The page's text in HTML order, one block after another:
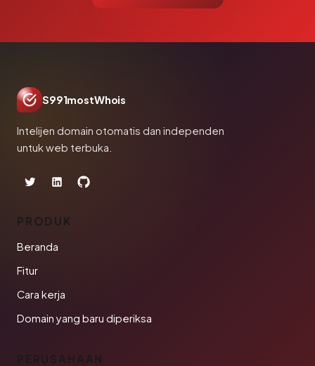
S991mostWhois
Intelijen domain otomatis dan independen
untuk web terbuka.
PRODUK
Beranda
Fitur
Cara kerja
Domain yang baru diperiksa
PERUSAHAAN